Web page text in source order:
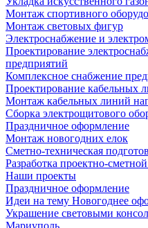
Монтаж спортивного
Монтаж световых фигур
Электроснабжение и
Проектирование
предприятий
Комплексное снабжение
Проектирование кабельных
Монтаж кабельных линий
Сборка электрощитового
Праздничное оформление
Монтаж новогодних елок
Сметно-техническая
Разработка проектно-
Наши проекты
Праздничное оформление
Идеи на тему Новогоднее
Украшение световыми
Мариуполь